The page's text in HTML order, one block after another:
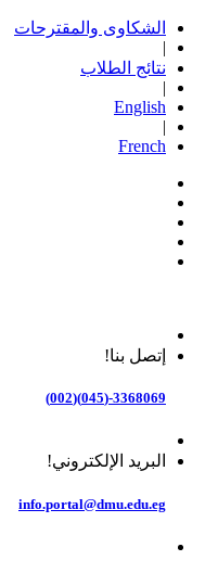
الشكاوى والمقترحات
|
نتائج الطلاب
|
English
|
French
إتصل بنا!
3368069-(045)(002)
البريد الإلكتروني!
info.portal@dmu.edu.eg